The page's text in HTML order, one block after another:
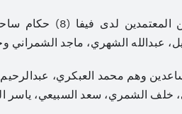
وضمت قائمة الحكام
عبدالله الشهري، ماجد الشمراني
(10) حكام مساعدين وهم محمد العبكري،
خلف الشمري، سعد السبيعي، ياسر